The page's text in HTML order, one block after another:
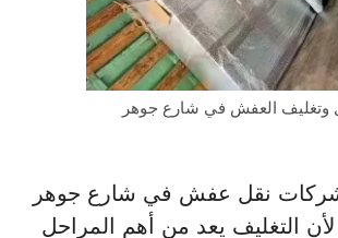
وتغليف العفش في شارع جوهر
نقل عفش في شارع جوهر
لأن التغليف يعد من أهم المراحل